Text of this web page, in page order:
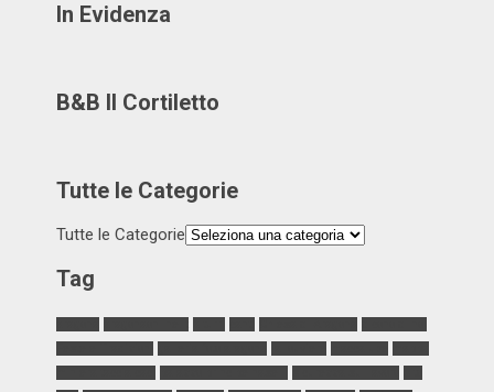
In Evidenza
B&B Il Cortiletto
Tutte le Categorie
Tutte le Categorie
Tag